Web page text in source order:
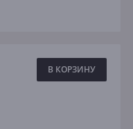
В КОРЗИНУ